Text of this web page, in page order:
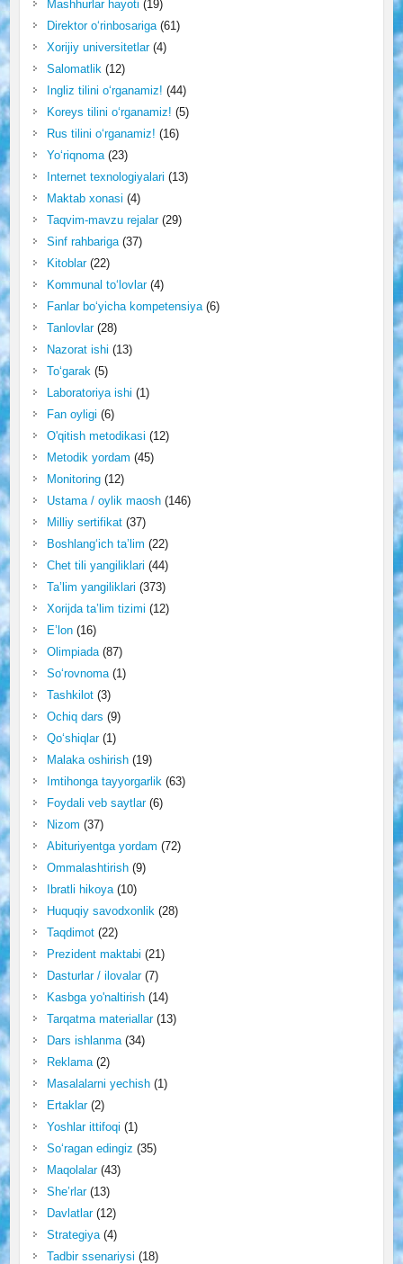
Mashhurlar hayoti (19)
Direktor o‘rinbosariga(61)
Xorijiy universitetlar(4)
Salomatlik(12)
Ingliz tilini o‘rganamiz! (44)
Koreys tilini o‘rganamiz! (5)
Rus tilini o‘rganamiz! (16)
Yo‘riqnoma(23)
Internet texnologiyalari (13)
Maktab xonasi (4)
Taqvim-mavzu rejalar(29)
Sinf rahbariga(37)
Kitoblar(22)
Kommunal to‘lovlar(4)
Fanlar bo‘yicha kompetensiya(6)
Tanlovlar(28)
Nazorat ishi (13)
To‘garak(5)
Laboratoriya ishi (1)
Fan oyligi (6)
O'qitish metodikasi (12)
Metodik yordam (45)
Monitoring(12)
Ustama / oylik maosh(146)
Milliy sertifikat(37)
Boshlang‘ich ta’lim (22)
Chet tili yangiliklari (44)
Ta’lim yangiliklari (373)
Xorijda ta’lim tizimi (12)
E’lon(16)
Olimpiada(87)
So‘rovnoma(1)
Tashkilot(3)
Ochiq dars (9)
Qo‘shiqlar(1)
Malaka oshirish(19)
Imtihonga tayyorgarlik(63)
Foydali veb saytlar(6)
Nizom (37)
Abituriyentga yordam (72)
Ommalashtirish(9)
Ibratli hikoya(10)
Huquqiy savodxonlik(28)
Taqdimot(22)
Prezident maktabi (21)
Dasturlar / ilovalar(7)
Kasbga yo'naltirish(14)
Tarqatma materiallar(13)
Dars ishlanma(34)
Reklama(2)
Masalalarni yechish(1)
Ertaklar(2)
Yoshlar ittifoqi (1)
So‘ragan edingiz (35)
Maqolalar(43)
She’rlar(13)
Davlatlar(12)
Strategiya(4)
Tadbir ssenariysi (18)